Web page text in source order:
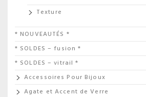
Texture
* NOUVEAUTÉS *
* SOLDES – fusion *
* SOLDES – vitrail *
Accessoires Pour Bijoux
Agate et Accent de Verre